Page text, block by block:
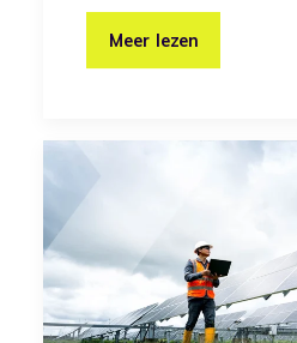
Meer lezen